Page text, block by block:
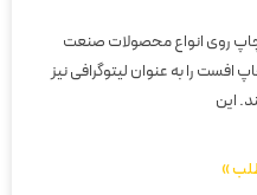
روی انواع محصولات صنعت
را به عنوان لیتوگرافی نیز
این
»